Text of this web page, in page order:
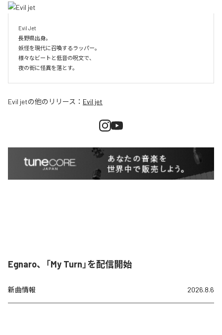
Evil Jet
長野県出身。
妖怪を現代に召喚するラッパー。
様々なビートと低音の呪文で、
夜の街に怪異を落とす。
Evil jetの他のリリース： Evil jet
Egnaro、「My Turn」を配信開始
新曲情報 2026.8.6